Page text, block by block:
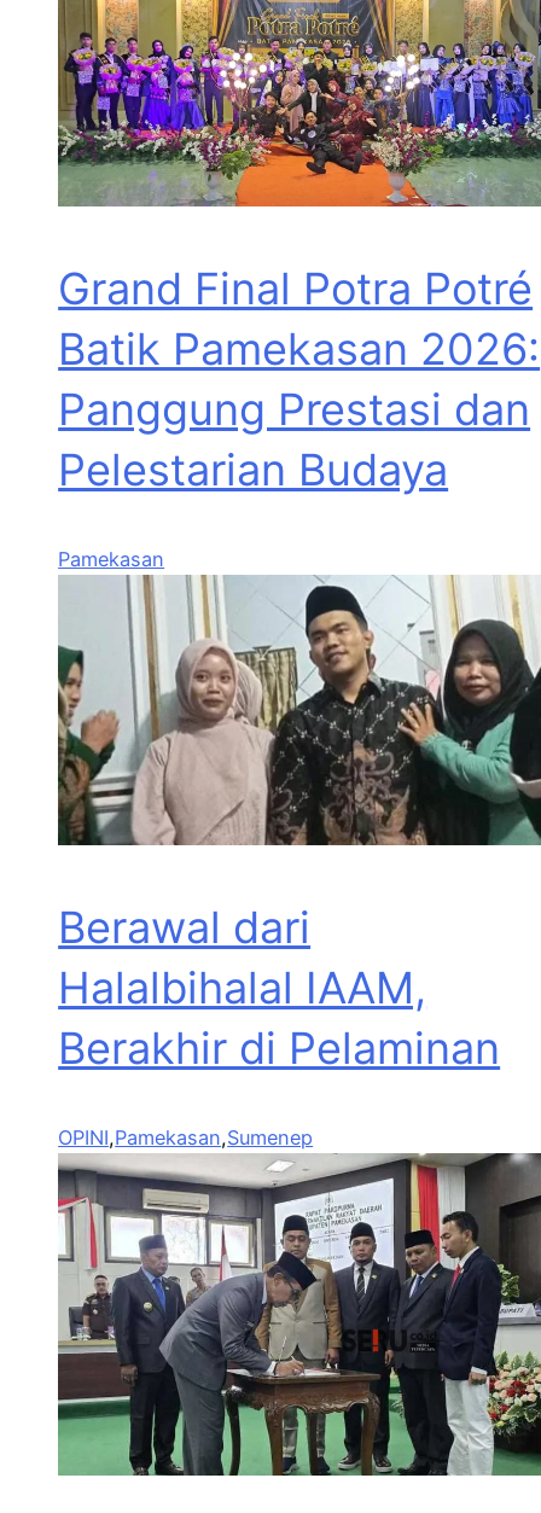
Grand Final Potra Potré
Batik Pamekasan 2026:
Panggung Prestasi dan
Pelestarian Budaya
Pamekasan
Berawal dari
Halalbihalal IAAM,
Berakhir di Pelaminan
OPINI,Pamekasan,Sumenep